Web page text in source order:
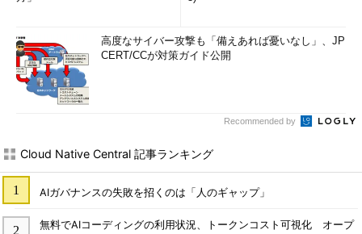
高度なサイバー攻撃も「備えあれば憂いなし」、JP
CERT/CCが対策ガイド公開
Recommended by
Cloud Native Central 記事ランキング
AIガバナンスの失敗を招くのは「人のギャップ」
無料でAIコーディングの利用状況、トークンコスト可視化 オープ